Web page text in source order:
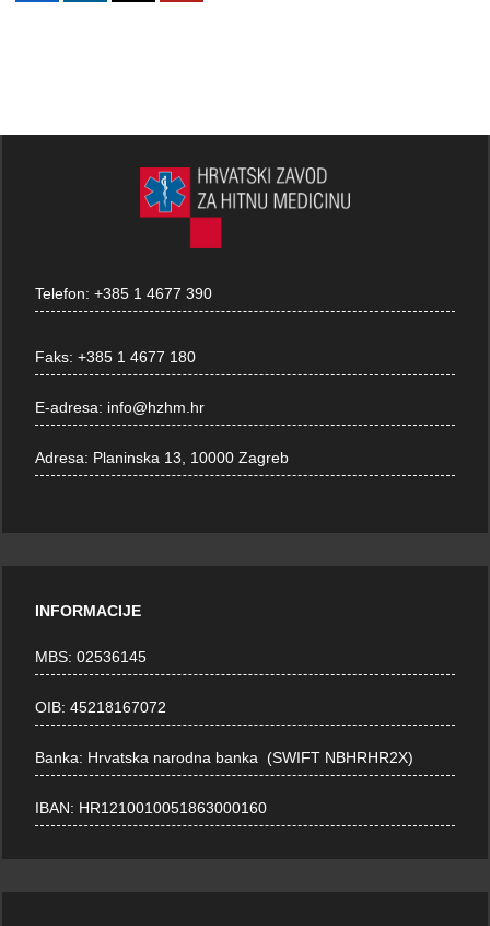
Telefon:+385 1 4677 390
Faks:+385 1 4677 180
E-adresa: info@hzhm.hr
Adresa: Planinska 13, 10000 Zagreb
INFORMACIJE
MBS: 02536145
OIB: 45218167072
Banka: Hrvatska narodna banka (SWIFT NBHRHR2X)
IBAN: HR1210010051863000160